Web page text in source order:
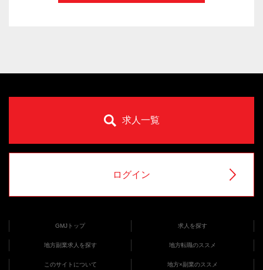
求人一覧
ログイン
GMJトップ 求人を探す
地方副業求人を探す 地方転職のススメ
このサイトについて 地方×副業のススメ